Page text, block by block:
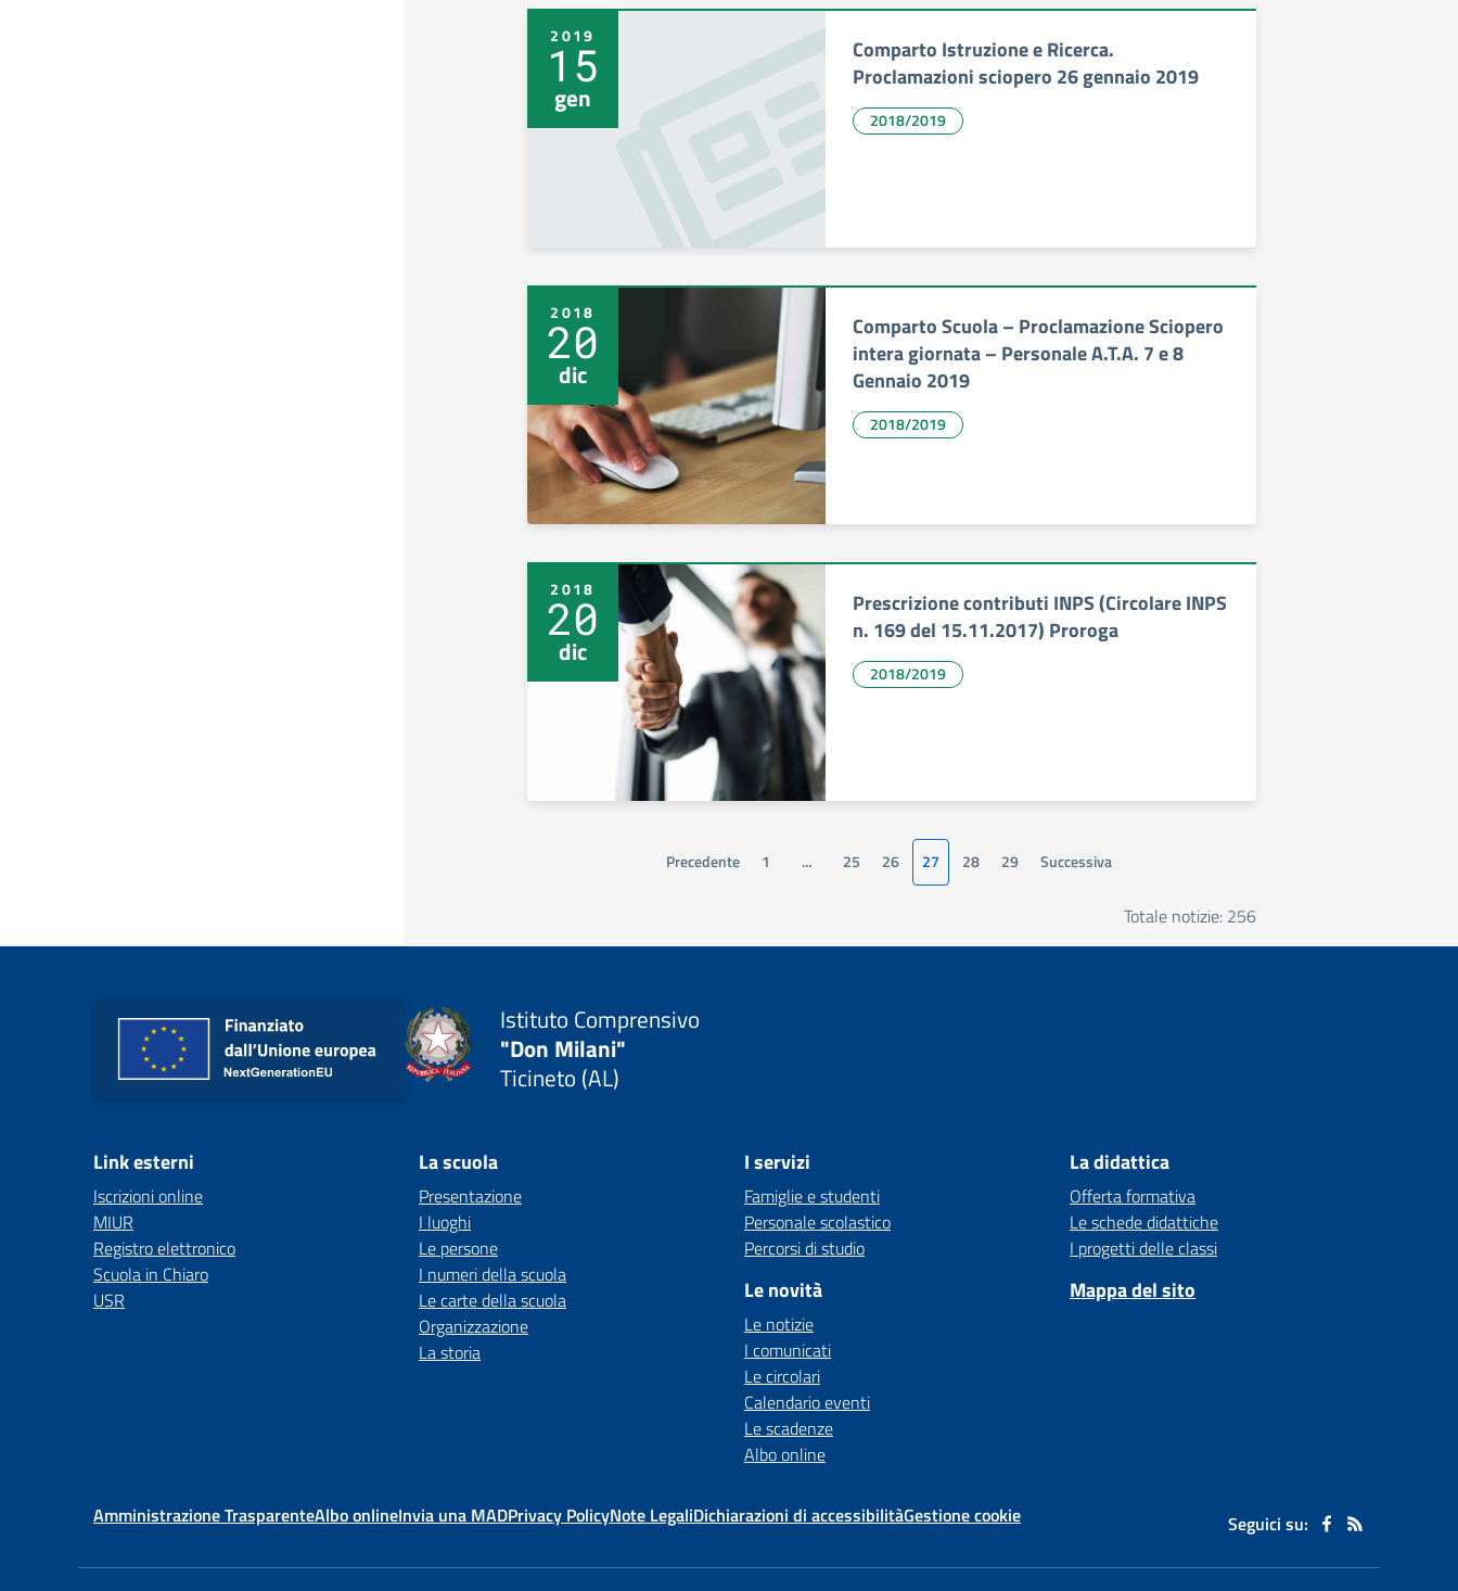
2019
15
gen
Comparto Istruzione e Ricerca.
Proclamazioni sciopero 26 gennaio 2019
2018/2019
2018
20
dic
Comparto Scuola – Proclamazione Sciopero
intera giornata – Personale A.T.A. 7 e 8
Gennaio 2019
2018/2019
2018
20
dic
Prescrizione contributi INPS (Circolare INPS
n. 169 del 15.11.2017) Proroga
2018/2019
Precedente 1 ... 25 26 27 28 29 Successiva
Totale notizie: 256
Istituto Comprensivo
"Don Milani"
Ticineto (AL)
Link esterni
Iscrizioni online
MIUR
Registro elettronico
Scuola in Chiaro
USR
La scuola
Presentazione
I luoghi
Le persone
I numeri della scuola
Le carte della scuola
Organizzazione
La storia
I servizi
Famiglie e studenti
Personale scolastico
Percorsi di studio
Le novità
Le notizie
I comunicati
Le circolari
Calendario eventi
Le scadenze
Albo online
La didattica
Offerta formativa
Le schede didattiche
I progetti delle classi
Mappa del sito
Amministrazione TrasparenteAlbo onlineInvia una MADPrivacy PolicyNote LegaliDichiarazioni di accessibilitàGestione cookie Seguici su: